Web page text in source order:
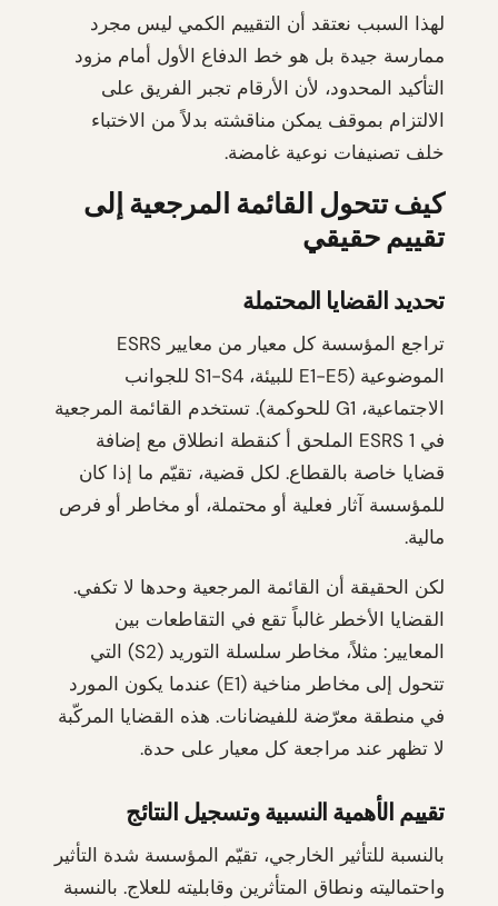
لهذا السبب نعتقد أن التقييم الكمي ليس مجرد
ممارسة جيدة بل هو خط الدفاع الأول أمام مزود
التأكيد المحدود، لأن الأرقام تجبر الفريق على
الالتزام بموقف يمكن مناقشته بدلاً من الاختباء
خلف تصنيفات نوعية غامضة.
كيف تتحول القائمة المرجعية إلى
تقييم حقيقي
تحديد القضايا المحتملة
تراجع المؤسسة كل معيار من معايير ESRS
الموضوعية (E1-E5 للبيئة، S1-S4 للجوانب
الاجتماعية، G1 للحوكمة). تستخدم القائمة المرجعية
في ESRS 1 الملحق أ كنقطة انطلاق مع إضافة
قضايا خاصة بالقطاع. لكل قضية، تقيّم ما إذا كان
للمؤسسة آثار فعلية أو محتملة، أو مخاطر أو فرص
مالية.
لكن الحقيقة أن القائمة المرجعية وحدها لا تكفي.
القضايا الأخطر غالباً تقع في التقاطعات بين
المعايير: مثلاً، مخاطر سلسلة التوريد (S2) التي
تتحول إلى مخاطر مناخية (E1) عندما يكون المورد
في منطقة معرّضة للفيضانات. هذه القضايا المركّبة
لا تظهر عند مراجعة كل معيار على حدة.
تقييم الأهمية النسبية وتسجيل النتائج
بالنسبة للتأثير الخارجي، تقيّم المؤسسة شدة التأثير
واحتماليته ونطاق المتأثرين وقابليته للعلاج. بالنسبة